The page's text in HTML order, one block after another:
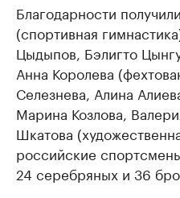
Благодарности
(спортивная
Цыдыпов, Бэлигто
Анна Королева
Селезнева, Алина
Марина Козлова,
Шкатова
российские
24 серебряных и 36